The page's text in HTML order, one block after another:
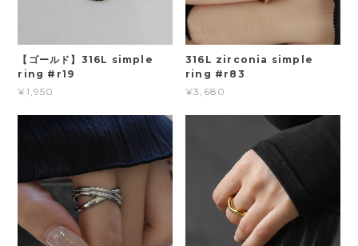
【ゴールド】316L simple
ring #r19
¥1,950
316L zirconia simple
ring #r83
¥3,680